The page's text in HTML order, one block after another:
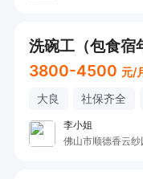
洗碗工（包食宿
3800-4500 元/
大良 社保齐全
李小姐
佛山市顺德香云